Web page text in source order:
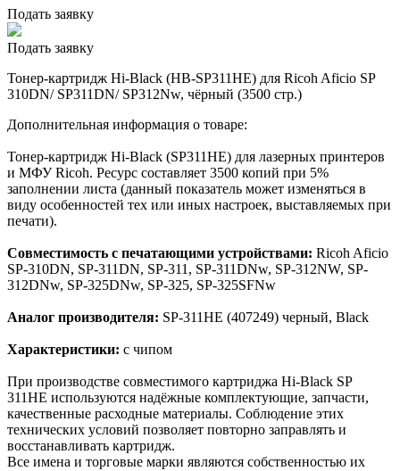
Подать заявку
Подать заявку
Тонер-картридж Hi-Black (HB-SP311HE) для Ricoh Aficio SP
310DN/ SP311DN/ SP312Nw, чёрный (3500 стр.)
Дополнительная информация о товаре:
Тонер-картридж Hi-Black (SP311HE) для лазерных принтеров
и МФУ Ricoh. Ресурс составляет 3500 копий при 5%
заполнении листа (данный показатель может изменяться в
виду особенностей тех или иных настроек, выставляемых при
печати).
Совместимость с печатающими устройствами: Ricoh Aficio
SP-310DN, SP-311DN, SP-311, SP-311DNw, SP-312NW, SP-
312DNw, SP-325DNw, SP-325, SP-325SFNw
Аналог производителя: SP-311HE (407249) черный, Black
Характеристики: с чипом
При производстве совместимого картриджа Hi-Black SP
311HE используются надёжные комплектующие, запчасти,
качественные расходные материалы. Соблюдение этих
технических условий позволяет повторно заправлять и
восстанавливать картридж.
Все имена и торговые марки являются собственностью их